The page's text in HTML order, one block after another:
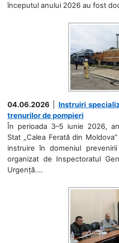
începutul anului 2026 au fost
04.06.2026
Instruiri
trenurilor de pompieri
În perioada 3–5 iunie 2026,
Stat „Calea Ferată din
instruire în domeniul
organizat de Inspectoratul
Urgență....